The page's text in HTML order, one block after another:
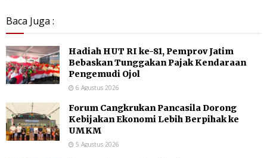
Baca Juga :
Hadiah HUT RI ke-81, Pemprov Jatim
Bebaskan Tunggakan Pajak Kendaraan
Pengemudi Ojol
6 Agustus 2026
Forum Cangkrukan Pancasila Dorong
Kebijakan Ekonomi Lebih Berpihak ke
UMKM
5 Agustus 2026